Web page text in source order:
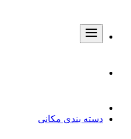
دسته بندی مکانی